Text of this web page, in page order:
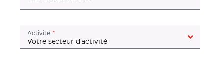
Activité (champ obligatoire)